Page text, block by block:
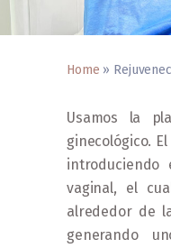
Contáctenos
Español
Home »
Usamos la
ginecológico.
vaginal, el
alrededor de
generando